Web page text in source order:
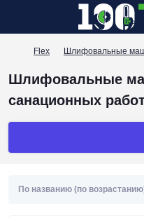
Flex Шлифовальные
Шлифовальные
санационных